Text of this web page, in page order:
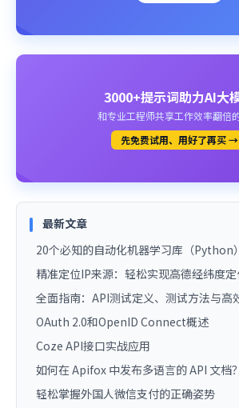
3000+提示词助力AI大
和专业工程师共享工作效率翻倍
先免费试用、用好了再买 →
最新文章
20个必知的自动化机器学习库（Python）
精准定位IP来源：轻松实现高德经纬度
全面指南：API测试定义、测试方法与高
OAuth 2.0和OpenID Connect概述
Coze API接口实战应用
如何在 Apifox 中发布多语言的 API 文档？
轻松掌握外国人微信支付的正确姿势